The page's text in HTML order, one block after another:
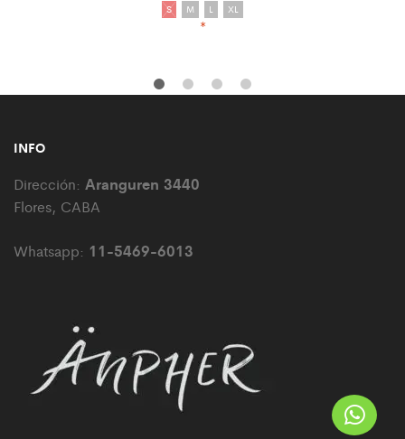
S
M L
XL
*
INFO
Dirección: Aranguren 3440
Flores, CABA
Whatsapp: 11-5469-6013